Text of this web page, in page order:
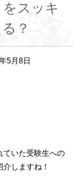
スッキ
？
5月8日
ていた受験生への
しますね！